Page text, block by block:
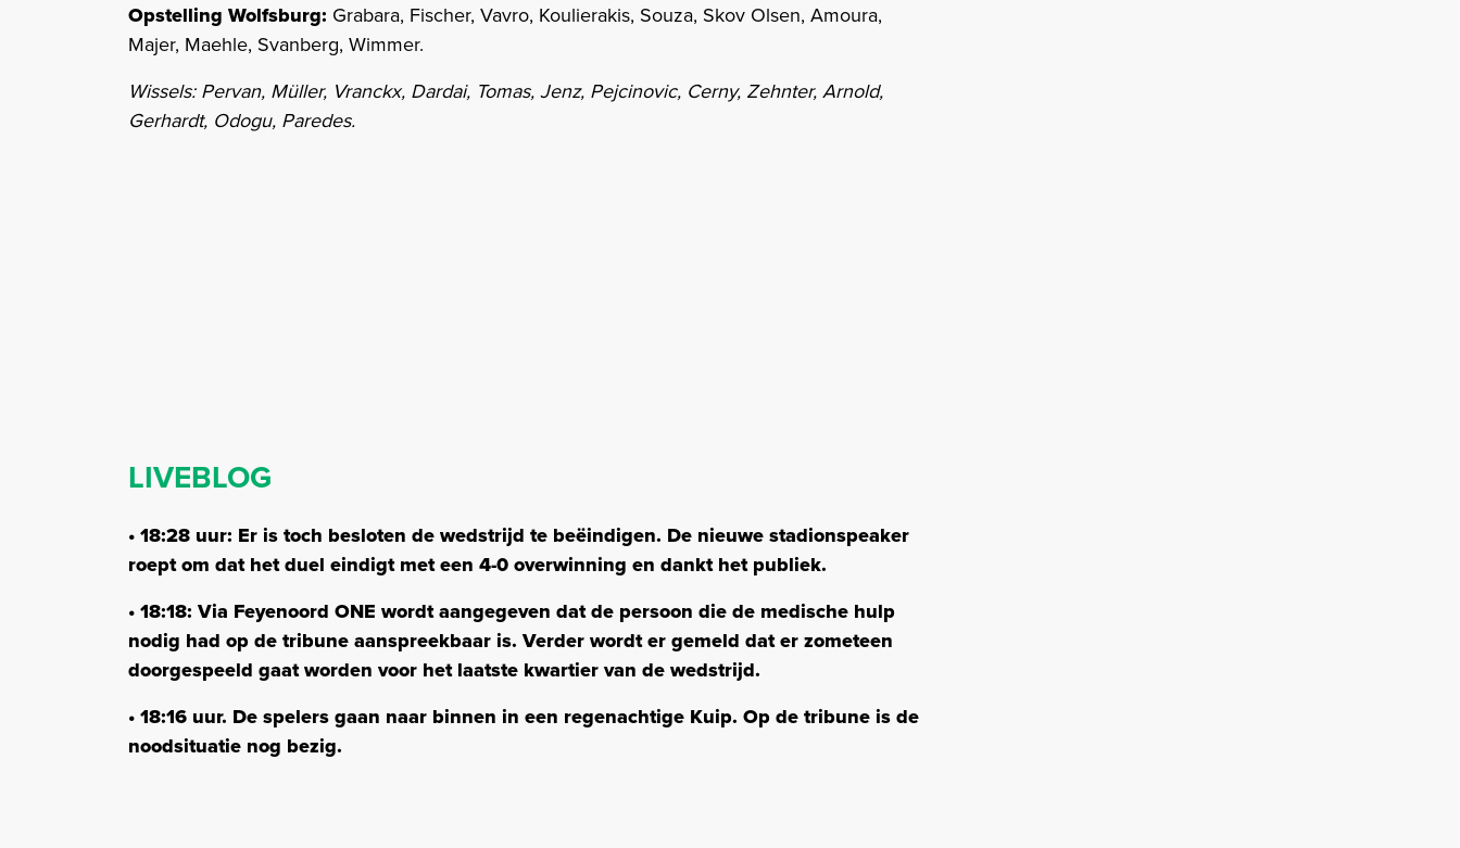
Opstelling Wolfsburg: Grabara, Fischer, Vavro, Koulierakis, Souza, Skov Olsen, Amoura,
Majer, Maehle, Svanberg, Wimmer.
Wissels: Pervan, Müller, Vranckx, Dardai, Tomas, Jenz, Pejcinovic, Cerny, Zehnter, Arnold,
Gerhardt, Odogu, Paredes.
LIVEBLOG
• 18:28 uur: Er is toch besloten de wedstrijd te beëindigen. De nieuwe stadionspeaker
roept om dat het duel eindigt met een 4-0 overwinning en dankt het publiek.
• 18:18: Via Feyenoord ONE wordt aangegeven dat de persoon die de medische hulp
nodig had op de tribune aanspreekbaar is. Verder wordt er gemeld dat er zometeen
doorgespeeld gaat worden voor het laatste kwartier van de wedstrijd.
• 18:16 uur. De spelers gaan naar binnen in een regenachtige Kuip. Op de tribune is de
noodsituatie nog bezig.